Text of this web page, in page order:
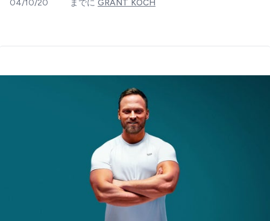
04/10/20 までに GRANT KOCH